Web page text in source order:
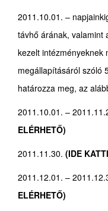
2011.10.01. –
távhő árának, valamint
kezelt intézményeknek
megállapításáról szóló
határozza meg, az
2011.10.01. –
ELÉRHETŐ)
2011.11.30. (IDE
2011.12.01. –
ELÉRHETŐ)